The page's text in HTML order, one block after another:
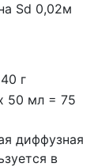
Sd 0,02м
г
50 мл = 75
диффузная
в